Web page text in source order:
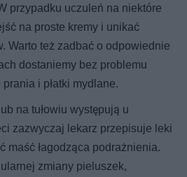
przypadku uczuleń na niektóre
na proste kremy i unikać
Warto też zadbać o odpowiednie
dostaniemy bez problemu
i płatki mydlane.
na tułowiu występują u
zazwyczaj lekarz przepisuje leki
maść łagodząca podrażnienia.
zmiany pieluszek,